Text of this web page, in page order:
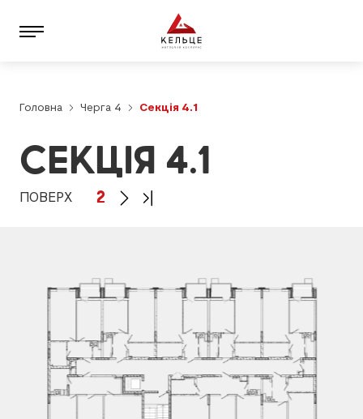
Головна Черга 4 Секція 4.1
СЕКЦІЯ 4.1
ПОВЕРХ 2